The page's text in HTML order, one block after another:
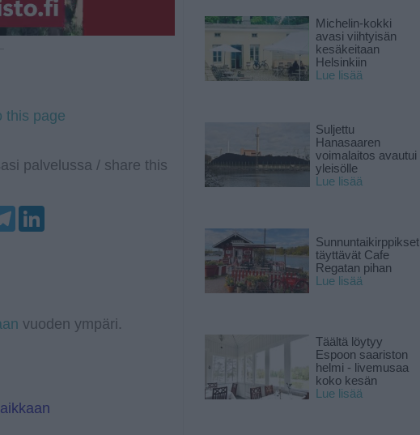
this page
palvelussa / share this
T
vuoden ympäri.
Michelin-kokki
avasi viihtyisän
kesäkeitaan
Helsinkiin
Lue lisää
Suljettu
Hanasaaren
voimalaitos avautui
yleisölle
Lue lisää
Sunnuntaikirppikset
täyttävät Cafe
Regatan pihan
Lue lisää
Täältä löytyy
Espoon saariston
helmi - livemusaa
koko kesän
Lue lisää